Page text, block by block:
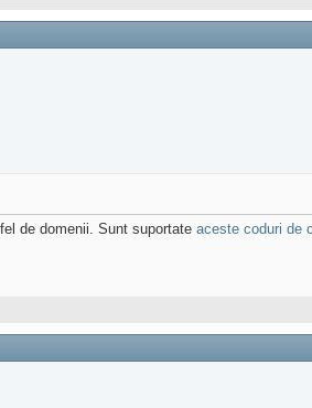
de domenii. Sunt suportate aceste coduri de